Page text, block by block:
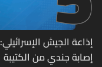
إذاعة الجيش الإسرائيلي:
إصابة جندي من الكتيبة